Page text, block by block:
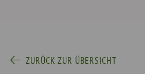
ZURÜCK ZUR ÜBERSICHT